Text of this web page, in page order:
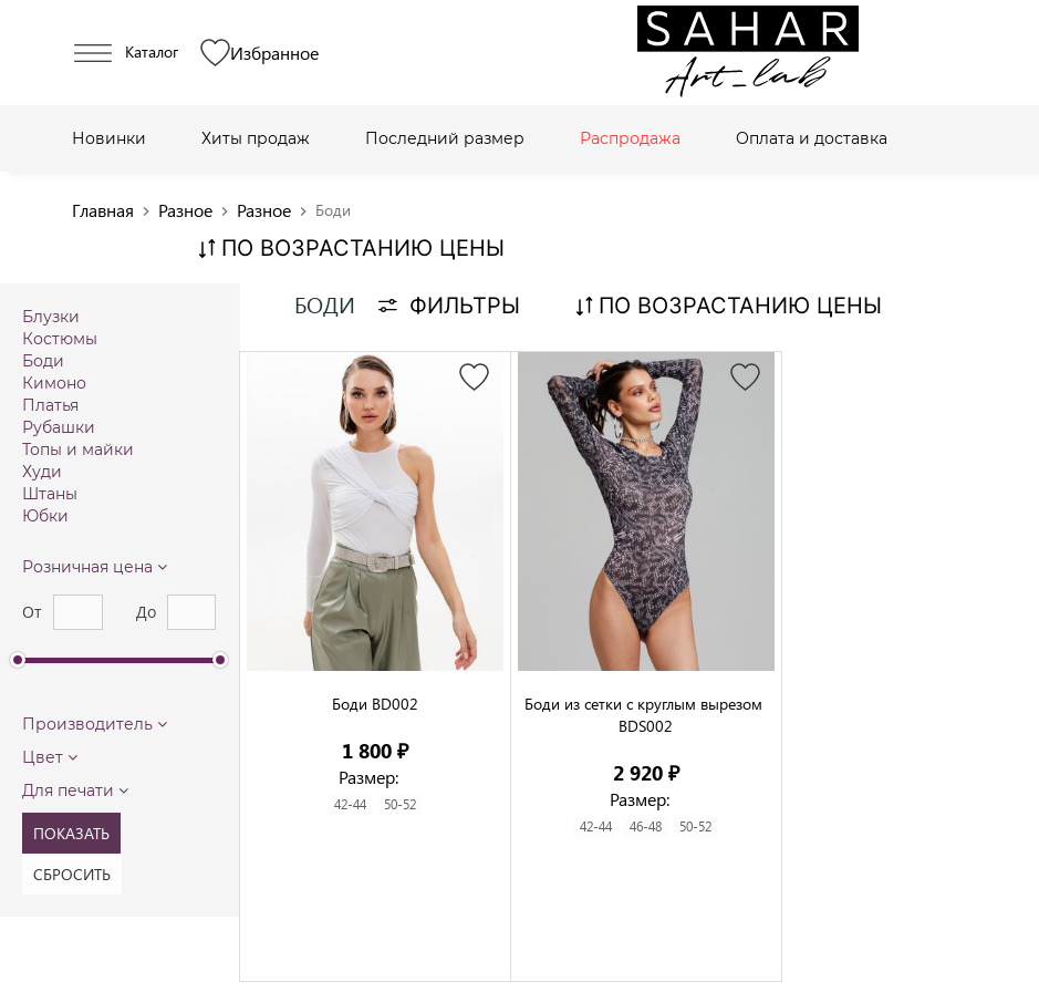
Каталог Избранное
Новинки Хиты продаж Последний размер Распродажа Оплата и доставка
Главная chevron_right Разное chevron_right Разное chevron_right Боди
ПО ВОЗРАСТАНИЮ ЦЕНЫ
Блузки
Костюмы
Боди
Кимоно
Платья
Рубашки
Топы и майки
Худи
Штаны
Юбки
Розничная цена
От До
Производитель
Цвет
Для печати
БОДИ ФИЛЬТРЫ ПО ВОЗРАСТАНИЮ ЦЕНЫ
Боди BD002
1 800 ₽
Размер:
42-44 50-52
Боди из сетки с круглым вырезом
BDS002
2 920 ₽
Размер:
42-44 46-48 50-52